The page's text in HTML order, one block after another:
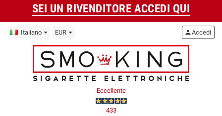
SEI UN RIVENDITORE ACCEDI QUI
Italiano EUR
Eccellente
433
personAccedi